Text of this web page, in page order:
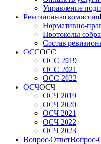
Управление
Ревизионная комиссия
Нормативно-
Протоколы
Состав
ОССОСС
ОСС 2019
ОСС 2021
ОСС 2022
ОСЧОСЧ
ОСЧ 2019
ОСЧ 2020
ОСЧ 2021
ОСЧ 2022
ОСЧ 2023
Вопрос-ОтветВопрос-